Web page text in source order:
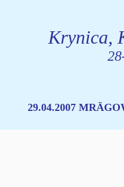
Krynica,
29.04.2007